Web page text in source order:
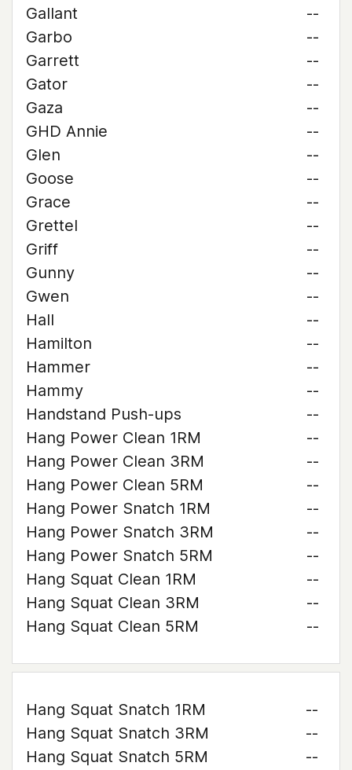
Gallant
--
Garbo
--
Garrett
--
Gator
--
Gaza
--
GHD Annie
--
Glen
--
Goose
--
Grace
--
Grettel
--
Griff
--
Gunny
--
Gwen
--
Hall
--
Hamilton
--
Hammer
--
Hammy
--
Handstand Push-ups
--
Hang Power Clean 1RM
--
Hang Power Clean 3RM
--
Hang Power Clean 5RM
--
Hang Power Snatch 1RM
--
Hang Power Snatch 3RM
--
Hang Power Snatch 5RM
--
Hang Squat Clean 1RM
--
Hang Squat Clean 3RM
--
Hang Squat Clean 5RM
--
Hang Squat Snatch 1RM
--
Hang Squat Snatch 3RM
--
Hang Squat Snatch 5RM
--